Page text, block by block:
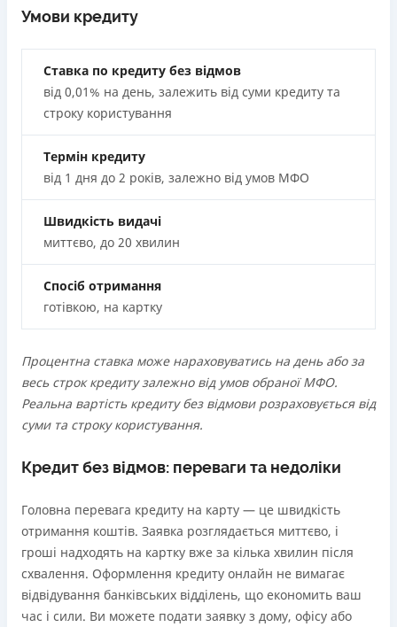
Умови кредиту
Ставка по кредиту без відмов
від 0,01% на день, залежить від суми кредиту та
строку користування
Термін кредиту
від 1 дня до 2 років, залежно від умов МФО
Швидкість видачі
миттєво, до 20 хвилин
Спосіб отримання
готівкою, на картку
Процентна ставка може нараховуватись на день або за
весь строк кредиту залежно від умов обраної МФО.
Реальна вартість кредиту без відмови розраховується від
суми та строку користування.
Кредит без відмов: переваги та недоліки
Головна перевага кредиту на карту — це швидкість
отримання коштів. Заявка розглядається миттєво, і
гроші надходять на картку вже за кілька хвилин після
схвалення. Оформлення кредиту онлайн не вимагає
відвідування банківських відділень, що економить ваш
час і сили. Ви можете подати заявку з дому, офісу або